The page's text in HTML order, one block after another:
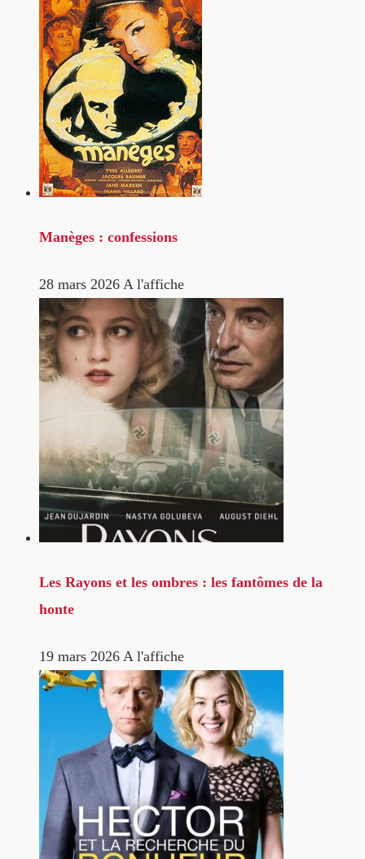
Manèges : confessions
28 mars 2026 A l'affiche
Les Rayons et les ombres : les fantômes de la
honte
19 mars 2026 A l'affiche